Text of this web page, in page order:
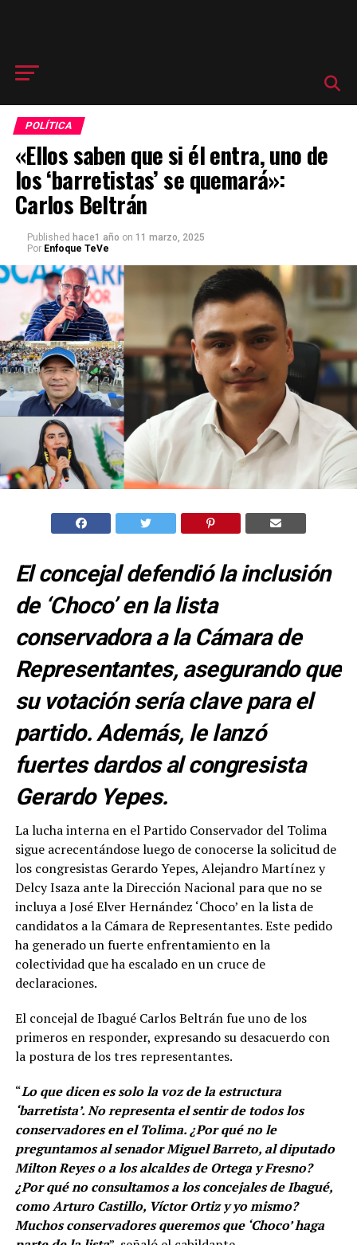
POLÍTICA
«Ellos saben que si él entra, uno de
los ‘barretistas’ se quemará»:
Carlos Beltrán
Published hace1 año on 11 marzo, 2025
Por Enfoque TeVe
El concejal defendió la inclusión
de ‘Choco’ en la lista
conservadora a la Cámara de
Representantes, asegurando que
su votación sería clave para el
partido. Además, le lanzó
fuertes dardos al congresista
Gerardo Yepes.
La lucha interna en el Partido Conservador del Tolima
sigue acrecentándose luego de conocerse la solicitud de
los congresistas Gerardo Yepes, Alejandro Martínez y
Delcy Isaza ante la Dirección Nacional para que no se
incluya a José Elver Hernández ‘Choco’ en la lista de
candidatos a la Cámara de Representantes. Este pedido
ha generado un fuerte enfrentamiento en la
colectividad que ha escalado en un cruce de
declaraciones.
El concejal de Ibagué Carlos Beltrán fue uno de los
primeros en responder, expresando su desacuerdo con
la postura de los tres representantes.
“Lo que dicen es solo la voz de la estructura
‘barretista’. No representa el sentir de todos los
conservadores en el Tolima. ¿Por qué no le
preguntamos al senador Miguel Barreto, al diputado
Milton Reyes o a los alcaldes de Ortega y Fresno?
¿Por qué no consultamos a los concejales de Ibagué,
como Arturo Castillo, Víctor Ortiz y yo mismo?
Muchos conservadores queremos que ‘Choco’ haga